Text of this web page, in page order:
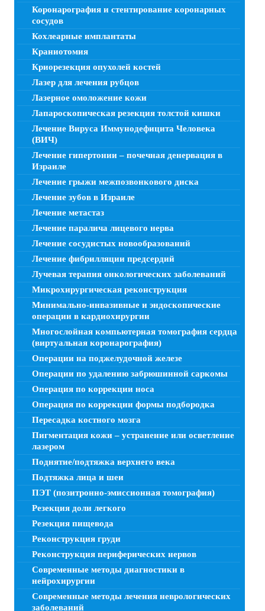
Коронарография и стентирование коронарных
сосудов
Кохлеарные имплантаты
Краниотомия
Криорезекция опухолей костей
Лазер для лечения рубцов
Лазерное омоложение кожи
Лапароскопическая резекция толстой кишки
Лечение Вируса Иммунодефицита Человека
(ВИЧ)
Лечение гипертонии – почечная денервация в
Израиле
Лечение грыжи межпозвонкового диска
Лечение зубов в Израиле
Лечение метастаз
Лечение паралича лицевого нерва
Лечение сосудистых новообразований
Лечение фибрилляции предсердий
Лучевая терапия онкологических заболеваний
Микрохирургическая реконструкция
Минимально-инвазивные и эндоскопические
операции в кардиохирургии
Многослойная компьютерная томография сердца
(виртуальная коронарография)
Операции на поджелудочной железе
Операции по удалению забрюшинной саркомы
Операция по коррекции носа
Операция по коррекции формы подбородка
Пересадка костного мозга
Пигментация кожи – устранение или осветление
лазером
Поднятие/подтяжка верхнего века
Подтяжка лица и шеи
ПЭТ (позитронно-эмиссионная томография)
Резекция доли легкого
Резекция пищевода
Реконструкция груди
Реконструкция периферических нервов
Современные методы диагностики в
нейрохирургии
Современные методы лечения неврологических
заболеваний